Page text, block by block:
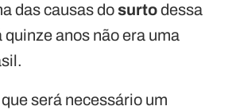
das causas dosurtodessa
quinze anos não era uma
será necessário um